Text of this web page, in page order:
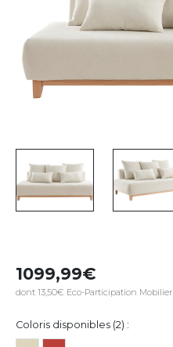
1099,99
dont 13,50€ Eco-Participation Mobilier
Coloris disponibles (2) :